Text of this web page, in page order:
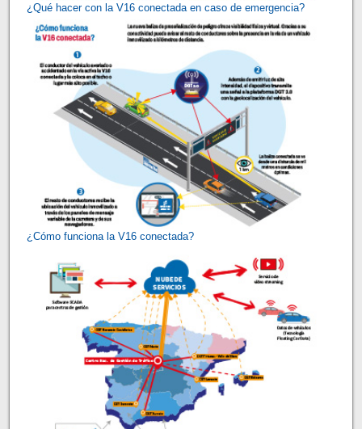
¿Qué hacer con la V16 conectada en caso de emergencia?
¿Cómo funciona la V16 conectada?